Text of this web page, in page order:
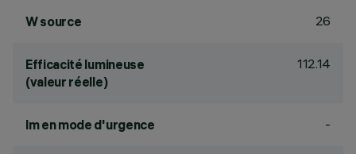
W source 26
Efficacité lumineuse
(valeur réelle)
112.14
lm en mode d'urgence -